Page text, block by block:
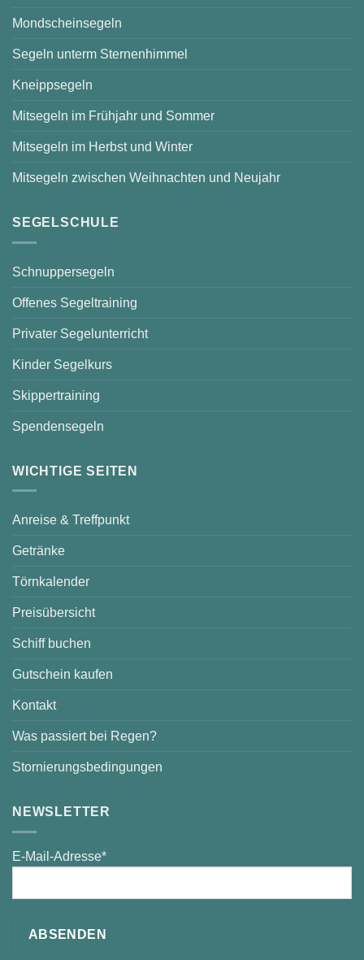
Mondscheinsegeln
Segeln unterm Sternenhimmel
Kneippsegeln
Mitsegeln im Frühjahr und Sommer
Mitsegeln im Herbst und Winter
Mitsegeln zwischen Weihnachten und Neujahr
SEGELSCHULE
Schnuppersegeln
Offenes Segeltraining
Privater Segelunterricht
Kinder Segelkurs
Skippertraining
Spendensegeln
WICHTIGE SEITEN
Anreise & Treffpunkt
Getränke
Törnkalender
Preisübersicht
Schiff buchen
Gutschein kaufen
Kontakt
Was passiert bei Regen?
Stornierungsbedingungen
NEWSLETTER
E-Mail-Adresse*